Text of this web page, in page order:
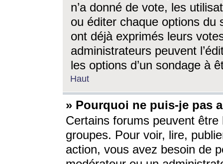
n’a donné de vote, les
ou éditer chaque options du
ont déjà exprimés leurs
administrateurs peuvent
les options d’un sondage à
Haut
» Pourquoi ne puis-je pas
Certains forums peuvent être
groupes. Pour voir, lire,
action, vous avez besoin de